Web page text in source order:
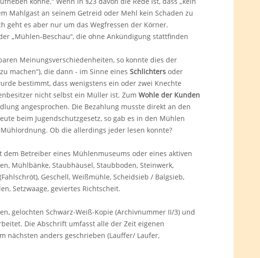
Mahlgast an seinem Getreid oder Mehl kein Schaden zu
geht es aber nur um das Wegfressen der Körner.
„Mühlen-Beschau“, die ohne Ankündigung stattfinden
Meinungsverschiedenheiten, so konnte dies der
machen“), die dann - im Sinne eines Schlichtersoder
bestimmt, dass wenigstens ein oder zwei Knechte
nicht selbst ein Müller ist. Zum Wohle der Kunden
angesprochen. Die Bezahlung musste direkt an den
beim Jugendschutzgesetz, so gab es in den Mühlen
Ob die allerdings jeder lesen konnte?
Betreiber eines Mühlenmuseums oder eines aktiven
Mühlbänke, Staubhäusel, Staubboden, Steinwerk,
Geschell, Weißmühle, Scheidsieb / Balgsieb,
Setzwaage, geviertes Richtscheit.
gelochten Schwarz-Weiß-Kopie (Archivnummer II/3) und
Die Abschrift umfasst alle der Zeit eigenen
nächsten anders geschrieben (Lauffer/ Laufer,